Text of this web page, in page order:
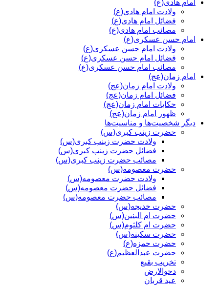
امام هادی(ع)
ولادت امام هادی(ع)
فضائل امام هادی(ع)
مصائب امام هادی(ع)
امام حسن عسکری(ع)
ولادت امام حسن عسکری(ع)
فضائل امام حسن عسکری(ع)
مصائب امام حسن عسکری(ع)
امام زمان(عج)
ولادت امام زمان(عج)
فضائل امام زمان(عج)
حکایات امام زمان(عج)
ظهور امام زمان(عج)
دیگر شخصیت‌ها و مناسیت‌ها
حضرت زینب کبری(س)
ولادت حضرت زینب کبری(س)
فضائل حضرت زینب کبری(س)
مصائب حضرت زینب کبری(س)
حضرت معصومه(س)
ولادت حضرت معصومه(س)
فضائل حضرت معصومه(س)
مصائب حضرت معصومه(س)
حضرت خدیجه(س)
حضرت ام البنین(س)
حضرت ام کلثوم(س)
حضرت سکینه(س)
حضرت حمزه(ع)
حضرت عبدالعظیم(ع)
تخریب بقیع
دحوالارض
عید قربان